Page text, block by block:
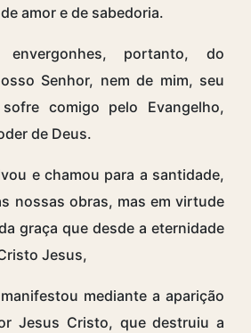
amor e de sabedoria.
portanto, do
Senhor, nem de mim, seu
comigo pelo Evangelho,
de Deus.
e chamou para a santidade,
nossas obras, mas em virtude
graça que desde a eternidade
Jesus,
mediante a aparição
Jesus Cristo, que destruiu a